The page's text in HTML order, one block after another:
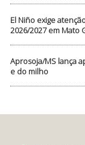
El Niño exige
2026/2027 em Mato
Aprosoja/MS lança
e do milho